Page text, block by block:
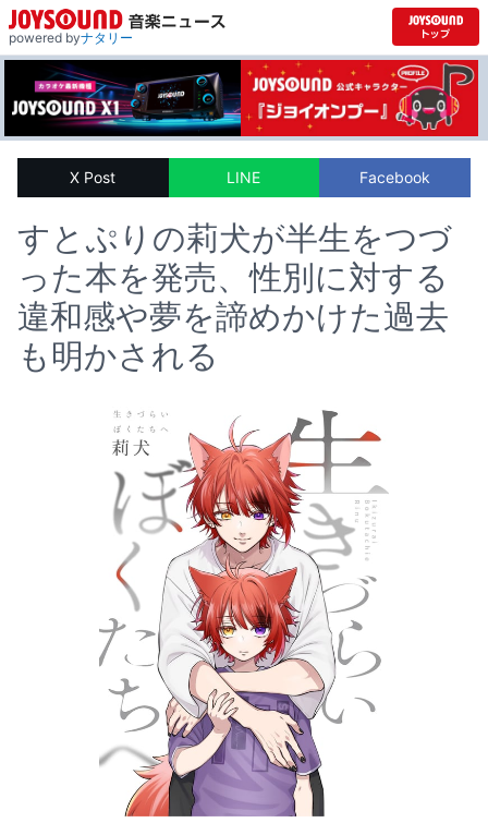
powered byナタリー
X Post LINE Facebook
すとぷりの莉犬が半生をつづ
った本を発売、性別に対する
違和感や夢を諦めかけた過去
も明かされる